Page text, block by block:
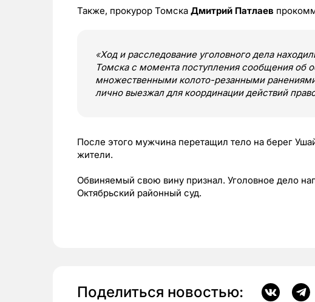
Также, прокурор Томска Дмитрий Патлаев
«Ход и расследование уголовного дела
Томска с момента поступления сообщения об
множественными колото-резанными ранениями
лично выезжал для координации действий
После этого мужчина перетащил тело на берег
жители.
Обвиняемый свою вину признал. Уголовное дело
Октябрьский районный суд.
Поделиться новостью: